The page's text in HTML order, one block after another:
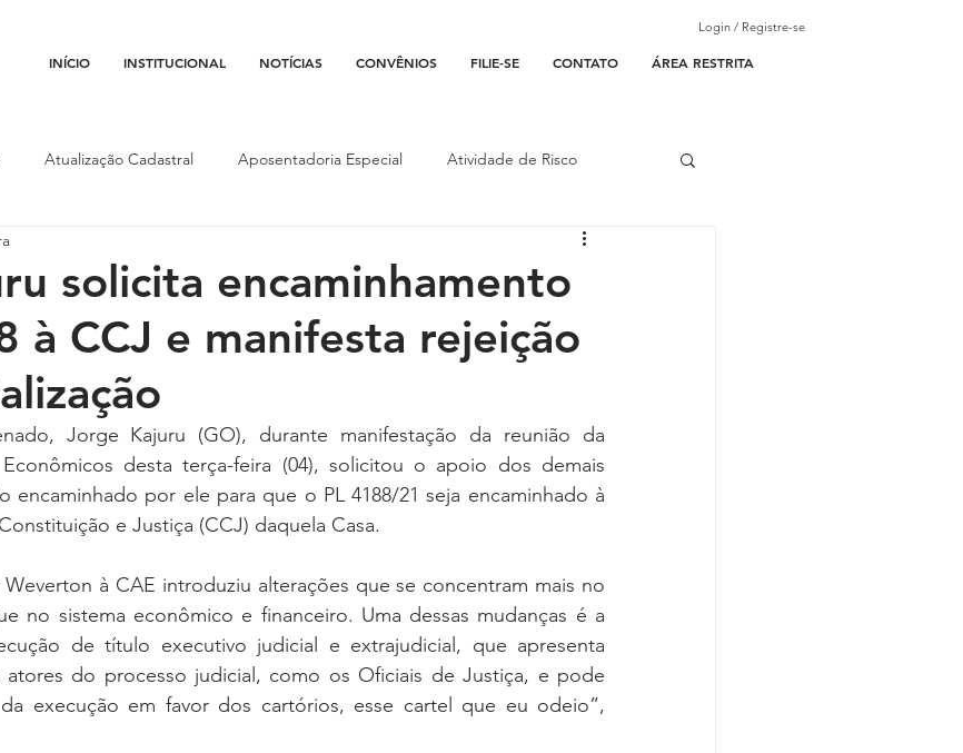
INÍCIO INSTITUCIONAL NOTÍCIAS CONVÊNIOS FILIE-SE CONTATO ÁREA RESTRITA
Login / Registre-se
Atualização Cadastral Aposentadoria Especial Atividade de Risco
Isenção Fiscal Justiça do Trabalho Justiça Federal
Porte de Arma Pedágio Pleitos da Assojaf-GO Plantão
título Dossiê Opinião Reforma Administrativa
solicita encaminhamento
à CCJ e manifesta rejeição
Jorge Kajuru (GO), durante manifestação da reunião da
desta terça-feira (04), solicitou o apoio dos demais
encaminhado por ele para que o PL 4188/21 seja encaminhado à
e Justiça (CCJ) daquela Casa.
à CAE introduziu alterações que se concentram mais no
no sistema econômico e financeiro. Uma dessas mudanças é a
de título executivo judicial e extrajudicial, que apresenta
atores do processo judicial, como os Oficiais de Justiça, e pode
execução em favor dos cartórios, esse cartel que eu odeio”,